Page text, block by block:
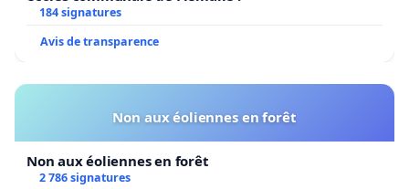
184 signatures
Avis de transparence
Non aux éoliennes en forêt
Non aux éoliennes en forêt
2 786 signatures